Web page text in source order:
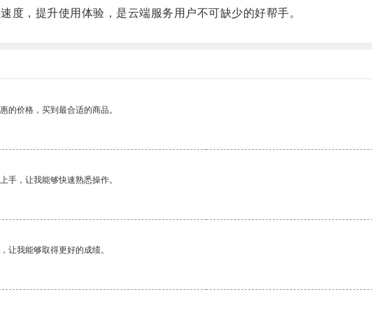
，提升使用体验，是云端服务用户不可缺少的好帮手。
的价格，买到最合适的商品。
手，让我能够快速熟悉操作。
让我能够取得更好的成绩。